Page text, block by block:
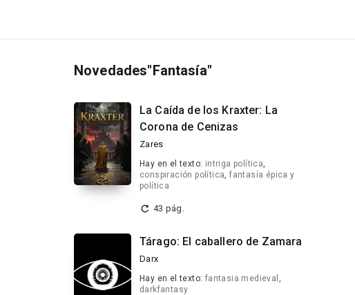
Novedades"Fantasía"
La Caída de los Kraxter: La
Corona de Cenizas
Zares
Hay en el texto: intriga política,
conspiración política,fantasía épica y
política
43 pág.
Tárago: El caballero de Zamara
Darx
Hay en el texto: fantasia medieval ,
darkfantasy